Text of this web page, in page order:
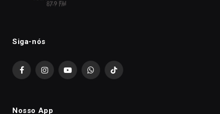
Siga-nós
FacebookInstagramYouTubeWhatsAppTikTok
Nosso App